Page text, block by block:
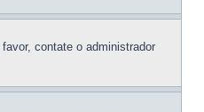
contate o administrador